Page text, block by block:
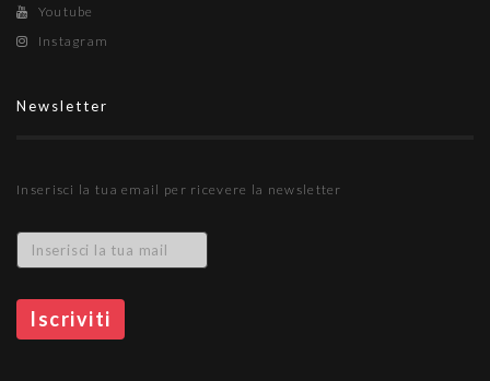
Youtube
Instagram
Newsletter
Inserisci la tua email per ricevere la newsletter